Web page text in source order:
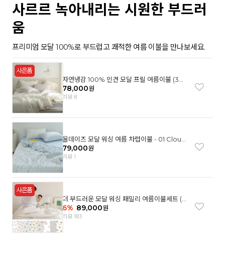
사르르 녹아내리는 시원한 부드러
움
프리미엄 모달 100%로 부드럽고 쾌적한 여름 이불을 만나보세요.
자연냉감 100% 인견 모달 프릴 여름이불 (3컬
러)
78,000원
리뷰 8
올데이즈 모달 워싱 여름 차렵이불 - 01 Cloud
garden(SS)
79,000원
리뷰 1
더 부드러운 모달 워싱 패밀리 여름이불세트 (8
컬러)
6% 89,000원
리뷰 183